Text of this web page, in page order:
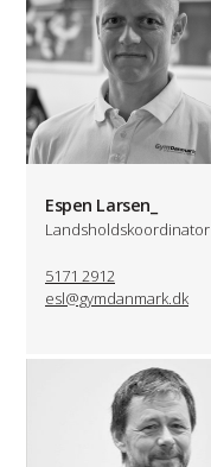
Espen Larsen_
Landsholdskoordinator
5171 2912
esl@gymdanmark.dk